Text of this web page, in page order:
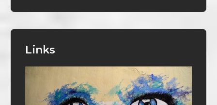
Links